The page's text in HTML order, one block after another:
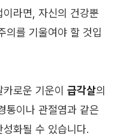
라면, 자신의 건강뿐
의를 기울여야 할 것입
로운 기운이 급각살의
통이나 관절염과 같은
화될 수 있습니다.